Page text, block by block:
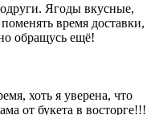
Ягоды вкусные,
время доставки,
обращусь ещё!
хоть я уверена, что
от букета в восторге!!!